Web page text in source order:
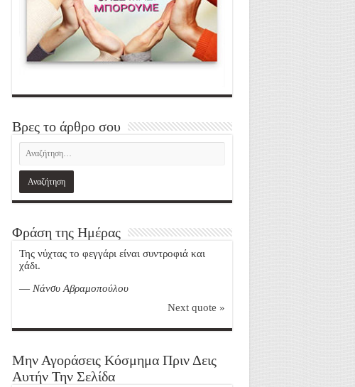
Βρες το άρθρο σου
Φράση της Ημέρας
Της νύχτας το φεγγάρι είναι συντροφιά και
χάδι.
— Νάνσυ Αβραμοπούλου
Next quote »
Μην Αγοράσεις Κόσμημα Πριν Δεις
Αυτήν Την Σελίδα